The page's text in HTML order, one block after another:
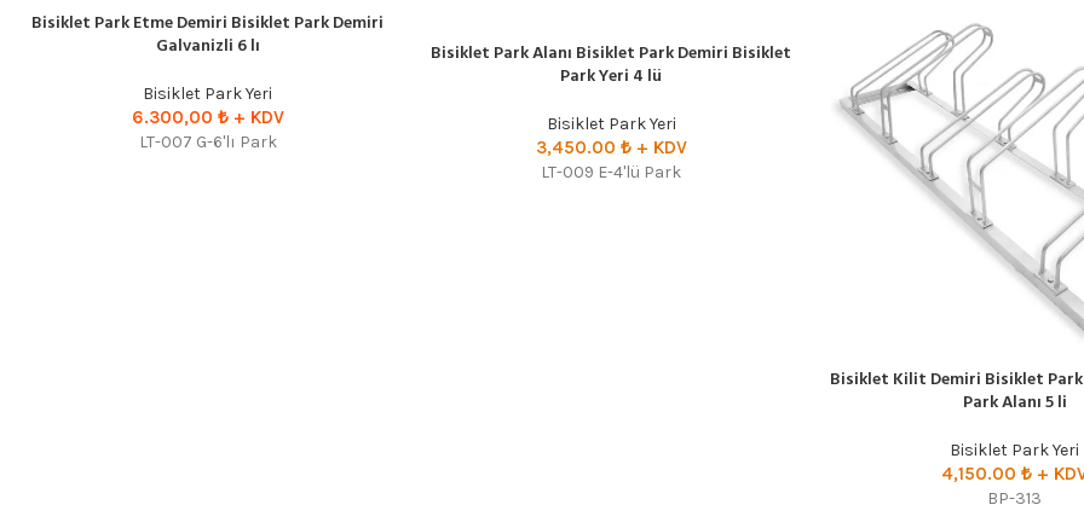
SEPETE EKLE
Bisiklet Park Etme Demiri Bisiklet Park Demiri
Galvanizli 6 lı
Bisiklet Park Yeri
6.300,00 ₺ + KDV
LT-007 G-6'lı Park
Bisiklet Park Alanı Bisiklet Park Demiri Bisiklet
Park Yeri 4 lü
Bisiklet Park Yeri
3,450.00 ₺+ KDV
LT-009 E-4'lü Park
SEÇENEKLER
Bisiklet Kilit Demiri Bisiklet
Park Alanı 5 li
Bisiklet Park Yeri
4,150.00₺ +
BP-313